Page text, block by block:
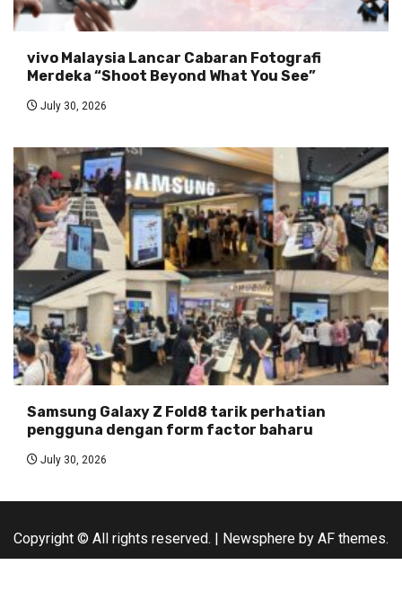
vivo Malaysia Lancar Cabaran Fotografi
Merdeka “Shoot Beyond What You See”
July 30, 2026
Samsung Galaxy Z Fold8 tarik perhatian
pengguna dengan form factor baharu
July 30, 2026
Copyright © All rights reserved. | Newsphere by AF themes.